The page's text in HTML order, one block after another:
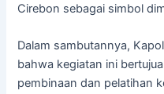
Cirebon sebagai simbol
Dalam sambutannya,
bahwa kegiatan ini
pembinaan dan pelatihan